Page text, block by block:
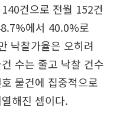
건으로 전월 152건
에서 40.0%로
낙찰가율은 오히려
수는 줄고 낙찰 건수
물건에 집중적으로
해진 셈이다.